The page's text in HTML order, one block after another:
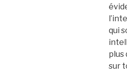
qui
plus
sur